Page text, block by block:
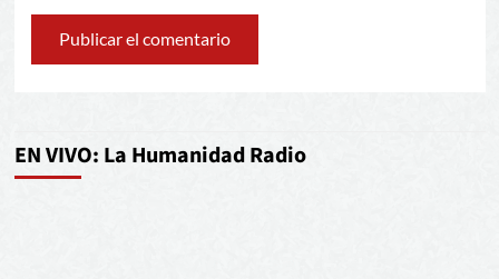
EN VIVO: La Humanidad Radio